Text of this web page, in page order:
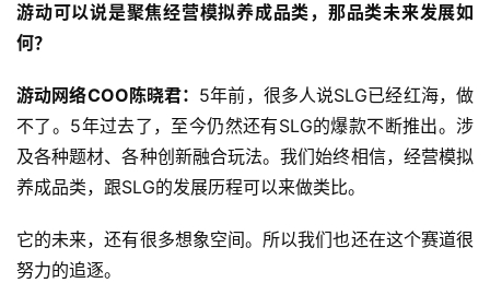
金
茶
7
3
游动可以说是聚焦经营模拟养成品类，那品类未来发展如
何？
游动网络COO陈晓君： 5年前，很多人说SLG已经红海，做
不了。5年过去了，至今仍然还有SLG的爆款不断推出。涉
及各种题材、各种创新融合玩法。我们始终相信，经营模拟
养成品类，跟SLG的发展历程可以来做类比。
它的未来，还有很多想象空间。所以我们也还在这个赛道很
努力的追逐。